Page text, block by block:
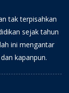
tak terpisahkan
sejak tahun
ini mengantar
kapanpun.